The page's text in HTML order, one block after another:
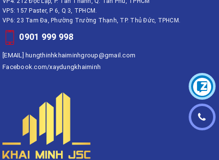
VP5: 157 Paster, P 6, Q 3, TPHCM.
VP6: 23 Tam Đa, Phường Trường Thạnh, TP. Thủ Đức, TPHCM.
0901 999 998
[EMAIL] hungthinhkhaiminhgroup@gmail.com
Facebook.com/xaydungkhaiminh